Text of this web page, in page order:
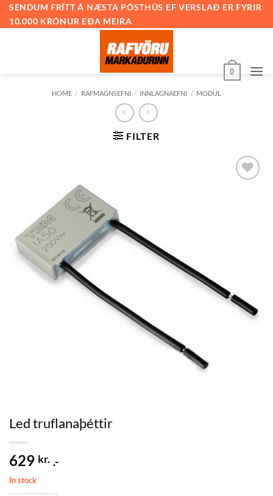
SkipSENDUM FRÍTT Á NÆSTA PÓSTHÚS EF VERSLAÐ ER FYRIR
10.000 KRÓNUR EÐA MEIRA
0
HOME / RAFMAGNSEFNI / INNLAGNAEFNI / MODUL
FILTER
Led truflanaþéttir
629 kr. .-
In stock